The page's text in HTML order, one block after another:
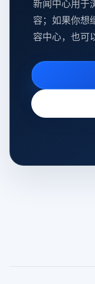
新闻中心用于
容；如果你想
容中心，也可